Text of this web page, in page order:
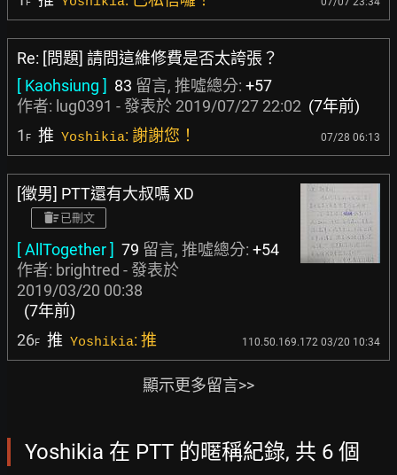
Re: [問題] 請問這維修費是否太誇張？
[ Kaohsiung ] 83 留言, 推噓總分: +57
作者: lug0391 - 發表於 2019/07/27 22:02 (7年前)
1 F 推 Yoshikia: 謝謝您！ 07/28 06:13
[徵男] PTT還有大叔嗎 XD
已刪文
[ AllTogether ] 79 留言, 推噓總分: +54
作者: brightred - 發表於
2019/03/20 00:38
(7年前)
26F 推 Yoshikia: 推 110.50.169.172 03/20 10:34
顯示更多留言>>
Yoshikia 在 PTT 的暱稱紀錄, 共 6 個